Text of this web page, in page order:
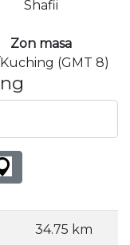
Shafii
Zon masa
(GMT 8)
34.75 km